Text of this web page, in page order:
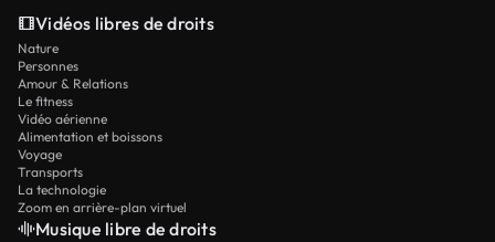
Vidéos libres de droits
Nature
Personnes
Amour & Relations
Le fitness
Vidéo aérienne
Alimentation et boissons
Voyage
Transports
La technologie
Zoom en arrière-plan virtuel
Musique libre de droits